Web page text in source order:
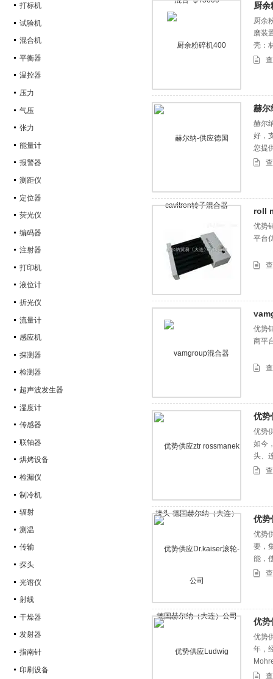
打标机
试验机
混合机
平衡器
温控器
压力
气压
张力
能量计
报警器
测距仪
定位器
荧光仪
编码器
注射器
打印机
液位计
折光仪
流量计
感应机
探测器
检测器
超声波发生器
湿度计
传感器
联轴器
烘烤设备
检漏仪
制冷机
辐射
测温
传输
探头
光谱仪
射线
干燥器
发射器
指南针
印刷设备
厨余
厨余
磨装
壳：
赫尔
赫尔
好，
您提
roll
优势
平台
优势
商平
优势
优势
如今
头、
皆为
优势
优势
要，
能，
优势
优势
年，
今，